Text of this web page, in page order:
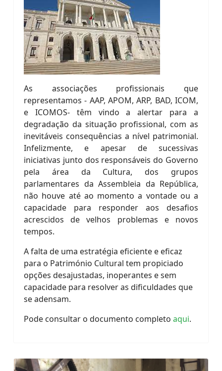
As associações profissionais que
representamos - AAP, APOM, ARP, BAD, ICOM,
e ICOMOS- têm vindo a alertar para a
degradação da situação profissional, com as
inevitáveis consequências a nível patrimonial.
Infelizmente, e apesar de sucessivas
iniciativas junto dos responsáveis do Governo
pela área da Cultura, dos grupos
parlamentares da Assembleia da República,
não houve até ao momento a vontade ou a
capacidade para responder aos desafios
acrescidos de velhos problemas e novos
tempos.
A falta de uma estratégia eficiente e eficaz
para o Património Cultural tem propiciado
opções desajustadas, inoperantes e sem
capacidade para resolver as dificuldades que
se adensam.
Pode consultar o documento completo aqui.